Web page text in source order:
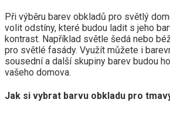
Při výběru barev obkladů pro světlý
volit odstíny, které budou ladit s jeho
kontrast. Například světle šedá nebo
pro světlé fasády. Využít můžete i
sousední a další skupiny barev budou
vašeho domova.
Jak si vybrat barvu obkladu pro